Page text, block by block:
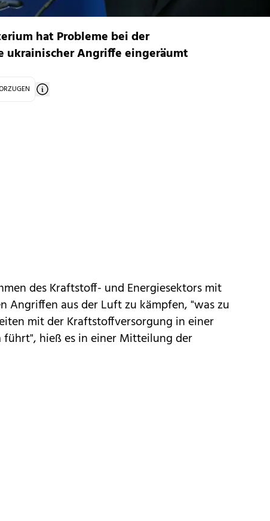
hat Probleme bei der
Angriffe eingeräumt
des Kraftstoff- und Energiesektors mit
Angriffen aus der Luft zu kämpfen, "was zu
mit der Kraftstoffversorgung in einer
führt", hieß es in einer Mitteilung der